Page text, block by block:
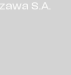
S.A.